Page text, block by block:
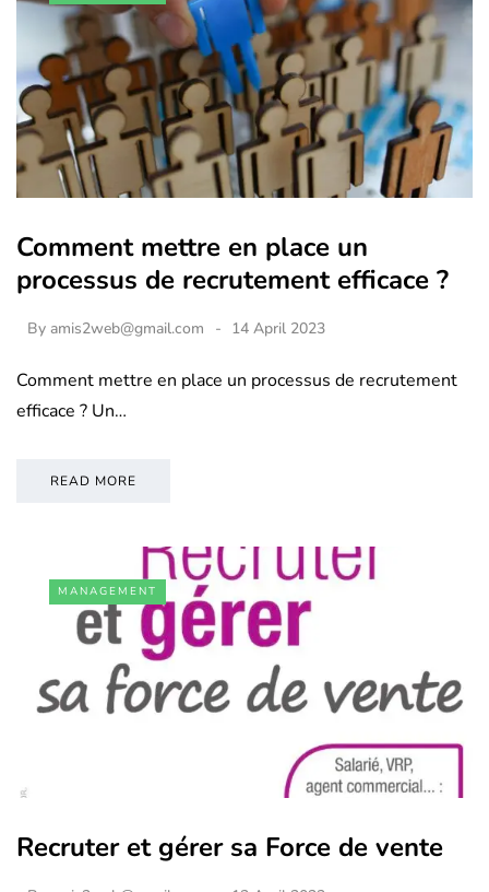
Comment mettre en place un
processus de recrutement efficace ?
By amis2web@gmail.com 14 April 2023
Comment mettre en place un processus de recrutement
efficace ? Un…
READ MORE
MANAGEMENT
Recruter et gérer sa Force de vente